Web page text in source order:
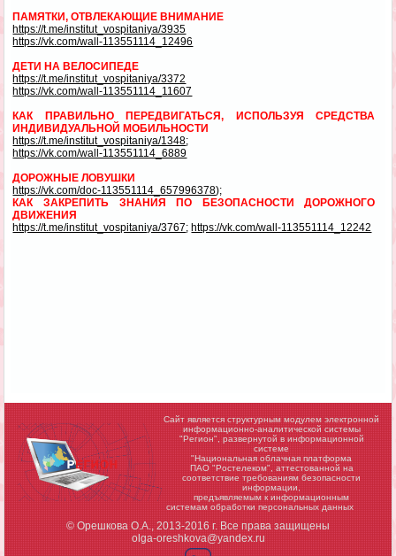
ПАМЯТКИ, ОТВЛЕКАЮЩИЕ ВНИМАНИЕ
https://t.me/institut_vospitaniya/3935
https://vk.com/wall-113551114_12496
ДЕТИ НА ВЕЛОСИПЕДЕ
https://t.me/institut_vospitaniya/3372
https://vk.com/wall-113551114_11607
КАК ПРАВИЛЬНО ПЕРЕДВИГАТЬСЯ, ИСПОЛЬЗУЯ СРЕДСТВА
ИНДИВИДУАЛЬНОЙ МОБИЛЬНОСТИ
https://t.me/institut_vospitaniya/1348;
https://vk.com/wall-113551114_6889
ДОРОЖНЫЕ ЛОВУШКИ
https://vk.com/doc-113551114_657996378);
КАК ЗАКРЕПИТЬ ЗНАНИЯ ПО БЕЗОПАСНОСТИ ДОРОЖНОГО
ДВИЖЕНИЯ
https://t.me/institut_vospitaniya/3767;https://vk.com/wall-113551114_12242
Сайт является структурным модулем электронной
информационно-аналитической системы
"Регион",
развернутой в информационной
системе
"Национальная облачная платформа
ПАО "Ростелеком", аттестованной на
соответствие требованиям безопасности
информации,
предъявляемым к информационным
системам обработки персональных данных
© Орешкова О.А., 2013-2016 г. Все права защищены
olga-oreshkova@yandex.ru